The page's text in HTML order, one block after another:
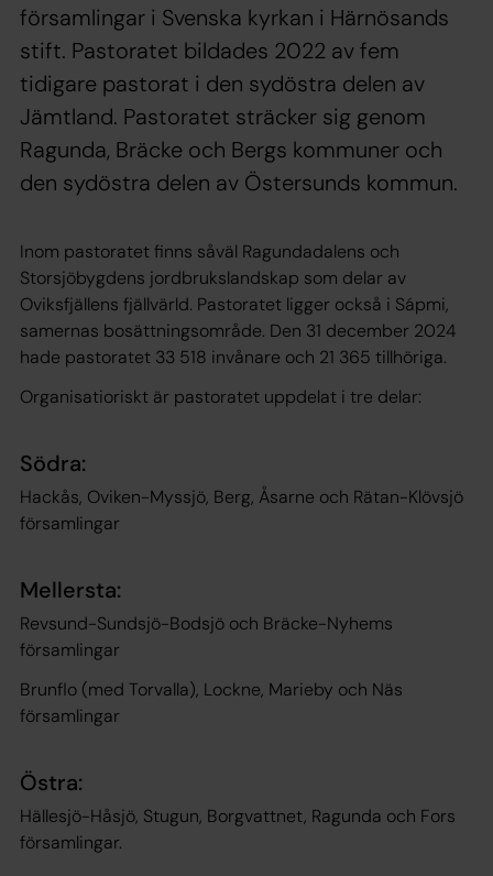
församlingar i Svenska kyrkan i Härnösands
stift. Pastoratet bildades 2022 av fem
tidigare pastorat i den sydöstra delen av
Jämtland. Pastoratet sträcker sig genom
Ragunda, Bräcke och Bergs kommuner och
den sydöstra delen av Östersunds kommun.
Inom pastoratet finns såväl Ragundadalens och
Storsjöbygdens jordbrukslandskap som delar av
Oviksfjällens fjällvärld. Pastoratet ligger också i Sápmi,
samernas bosättningsområde. Den 31 december 2024
hade pastoratet 33 518 invånare och 21 365 tillhöriga.
Organisatioriskt är pastoratet uppdelat i tre delar:
Södra:
Hackås, Oviken-Myssjö, Berg, Åsarne och Rätan-Klövsjö
församlingar
Mellersta:
Revsund-Sundsjö-Bodsjö och Bräcke-Nyhems
församlingar
Brunflo (med Torvalla), Lockne, Marieby och Näs
församlingar
Östra:
Hällesjö-Håsjö, Stugun, Borgvattnet, Ragunda och Fors
församlingar.